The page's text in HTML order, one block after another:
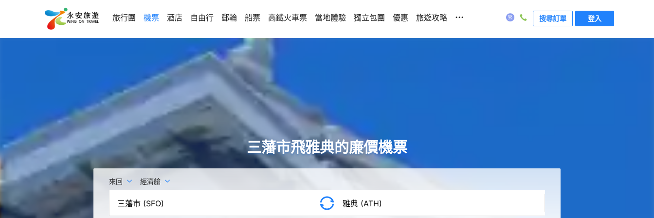
旅行團 機票 酒店 自由行 郵輪 船票 高鐵火車票 當地體驗 獨立包團 優惠 旅遊攻略 ... 搜尋訂單 登入
三藩市飛雅典的廉價機票
來回 經濟艙